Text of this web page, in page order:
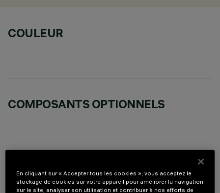
COULEUR
COMPOSANTS OPTIONNELS
DONNÉES TECHNIQUES
DERNIÈRE MISE À JOUR: 06/08/2026
En cliquant sur « Accepter tous les cookies », vous acceptez le
stockage de cookies sur votre appareil pour améliorer la navigation
sur le site, analyser son utilisation et contribuer à nos efforts de